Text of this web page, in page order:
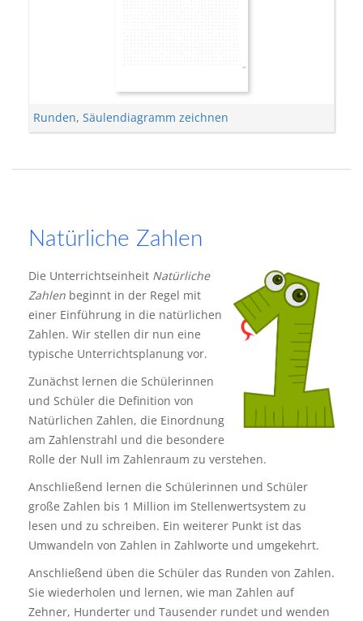
Runden, Säulendiagramm zeichnen
Natürliche Zahlen
Die Unterrichtseinheit Natürliche
Zahlen beginnt in der Regel mit
einer Einführung in die natürlichen
Zahlen. Wir stellen dir nun eine
typische Unterrichtsplanung vor.
Zunächst lernen die Schülerinnen
und Schüler die Definition von
Natürlichen Zahlen, die Einordnung
am Zahlenstrahl und die besondere
Rolle der Null im Zahlenraum zu verstehen.
Anschließend lernen die Schülerinnen und Schüler
große Zahlen bis 1 Million im Stellenwertsystem zu
lesen und zu schreiben. Ein weiterer Punkt ist das
Umwandeln von Zahlen in Zahlworte und umgekehrt.
Anschließend üben die Schüler das Runden von Zahlen.
Sie wiederholen und lernen, wie man Zahlen auf
Zehner, Hunderter und Tausender rundet und wenden